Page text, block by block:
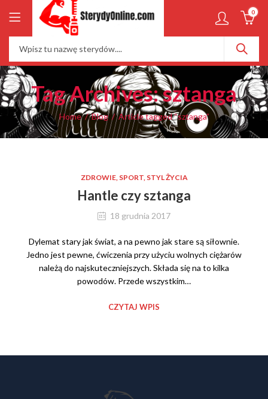
0
Tag Archives: sztanga
Home Blog Article tagged “sztanga”
ZDROWIE, SPORT, STYL ŻYCIA
Hantle czy sztanga
18 grudnia 2017
Dylemat stary jak świat, a na pewno jak stare są siłownie.
Jedno jest pewne, ćwiczenia przy użyciu wolnych ciężarów
należą do najskuteczniejszych. Składa się na to kilka
powodów. Przede wszystkim…
CZYTAJ WPIS